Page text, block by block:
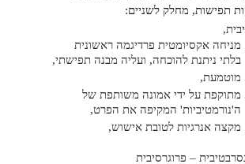
תפישות, מחלק לשניים:
מניחה אקסיומטית פרדיגמה ראשונית
בלתי ניתנת להוכחה, ועליה מבנה תפישתי,
מוטמעת,
מתוקפת על ידי אמונה משותפת של
ה'נורמטיביות' המקיפה את הפרט,
מקצה אנרגיות לטובת אישוש,
– פרוגרסיבית